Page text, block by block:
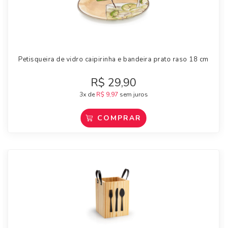
Petisqueira de vidro caipirinha e bandeira prato raso 18 cm
R$ 29,90
3x de R$ 9,97sem juros
COMPRAR